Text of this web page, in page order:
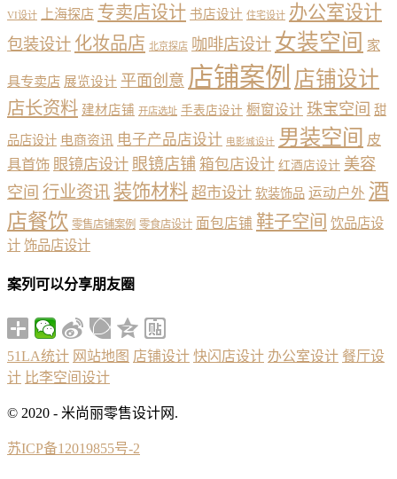
VI设计 上海探店 专卖店设计 书店设计 住宅设计 办公室设计
包装设计 化妆品店 北京探店 咖啡店设计 女装空间 家
具专卖店 展览设计 平面创意 店铺案例 店铺设计
店长资料 建材店铺 开店选址 手表店设计 橱窗设计 珠宝空间 甜
品店设计 电商资讯 电子产品店设计 电影城设计 男装空间 皮
具首饰 眼镜店设计 眼镜店铺 箱包店设计 红酒店设计 美容
空间 行业资讯 装饰材料 超市设计 软装饰品 运动户外 酒
店餐饮 零售店铺案例 零食店设计 面包店铺 鞋子空间 饮品店设
计 饰品店设计
案列可以分享朋友圈
51LA统计 网站地图 店铺设计 快闪店设计 办公室设计 餐厅设
计 比李空间设计
© 2020 - 米尚丽零售设计网.
苏ICP备12019855号-2